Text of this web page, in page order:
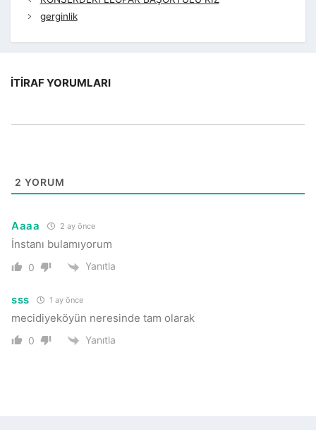
gerginlik
İTIRAF YORUMLARI
2 YORUM
Aaaa 2 ay önce
İnstanı bulamıyorum
0 Yanıtla
sss 1 ay önce
mecidiyeköyün neresinde tam olarak
0 Yanıtla